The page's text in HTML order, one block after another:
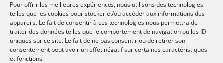
Pour offrir les meilleures expériences, nous utilisons des technologies
telles que les cookies pour stocker et/ou accéder aux informations des
appareils. Le fait de consentir à ces technologies nous permettra de
traiter des données telles que le comportement de navigation ou les ID
uniques sur ce site. Le fait de ne pas consentir ou de retirer son
consentement peut avoir un effet négatif sur certaines caractéristiques
et fonctions.